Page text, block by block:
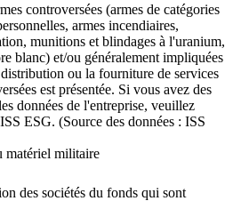
controversées (armes de catégories
armes incendiaires,
munitions et blindages à l'uranium,
blanc) et/ou généralement impliquées
ou la fourniture de services
est présentée. Si vous avez des
données de l'entreprise, veuillez
ESG. (Source des données : ISS
matériel militaire
des sociétés du fonds qui sont